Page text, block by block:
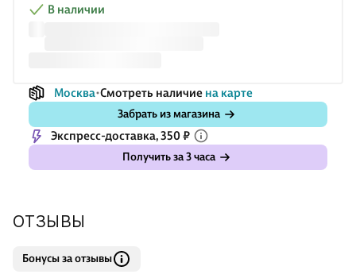
В наличии
Москва Смотреть наличие на карте
Забрать из магазина
Экспресс-доставка, 350 ₽
Получить за 3 часа
ОТЗЫВЫ
Бонусы за отзывы